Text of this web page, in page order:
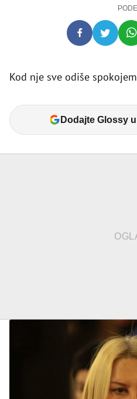
Kod nje sve odiše
Dodajte Glossy